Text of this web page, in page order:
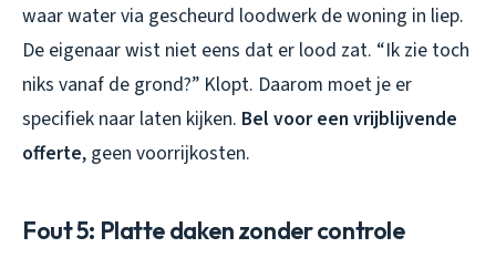
waar water via gescheurd loodwerk de woning in liep.
De eigenaar wist niet eens dat er lood zat. “Ik zie toch
niks vanaf de grond?” Klopt. Daarom moet je er
specifiek naar laten kijken. Bel voor een vrijblijvende
offerte, geen voorrijkosten.
Fout 5: Platte daken zonder controle